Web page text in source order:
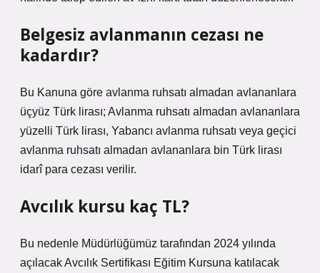
Belgesiz avlanmanın cezası ne
kadardır?
Bu Kanuna göre avlanma ruhsatı almadan avlananlara
üçyüz Türk lirası; Avlanma ruhsatı almadan avlananlara
yüzelli Türk lirası, Yabancı avlanma ruhsatı veya geçici
avlanma ruhsatı almadan avlananlara bin Türk lirası
idarî para cezası verilir.
Avcılık kursu kaç TL?
Bu nedenle Müdürlüğümüz tarafından 2024 yılında
açılacak Avcılık Sertifikası Eğitim Kursuna katılacak